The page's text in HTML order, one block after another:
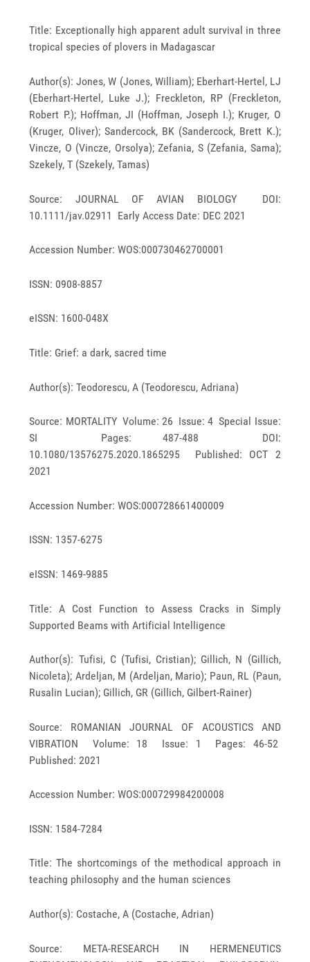
Title: Exceptionally high apparent adult survival in three
tropical species of plovers in Madagascar
Author(s): Jones, W (Jones, William); Eberhart-Hertel, LJ
(Eberhart-Hertel, Luke J.); Freckleton, RP (Freckleton,
Robert P.); Hoffman, JI (Hoffman, Joseph I.); Kruger, O
(Kruger, Oliver); Sandercock, BK (Sandercock, Brett K.);
Vincze, O (Vincze, Orsolya); Zefania, S (Zefania, Sama);
Szekely, T (Szekely, Tamas)
Source: JOURNAL OF AVIAN BIOLOGY DOI:
10.1111/jav.02911 Early Access Date: DEC 2021
Accession Number: WOS:000730462700001
ISSN: 0908-8857
eISSN: 1600-048X
Title: Grief: a dark, sacred time
Author(s): Teodorescu, A (Teodorescu, Adriana)
Source: MORTALITY Volume: 26 Issue: 4 Special Issue:
SI Pages: 487-488 DOI:
10.1080/13576275.2020.1865295 Published: OCT 2
2021
Accession Number: WOS:000728661400009
ISSN: 1357-6275
eISSN: 1469-9885
Title: A Cost Function to Assess Cracks in Simply
Supported Beams with Artificial Intelligence
Author(s): Tufisi, C (Tufisi, Cristian); Gillich, N (Gillich,
Nicoleta); Ardeljan, M (Ardeljan, Mario); Paun, RL (Paun,
Rusalin Lucian); Gillich, GR (Gillich, Gilbert-Rainer)
Source: ROMANIAN JOURNAL OF ACOUSTICS AND
VIBRATION Volume: 18 Issue: 1 Pages: 46-52
Published: 2021
Accession Number: WOS:000729984200008
ISSN: 1584-7284
Title: The shortcomings of the methodical approach in
teaching philosophy and the human sciences
Author(s): Costache, A (Costache, Adrian)
Source: META-RESEARCH IN HERMENEUTICS